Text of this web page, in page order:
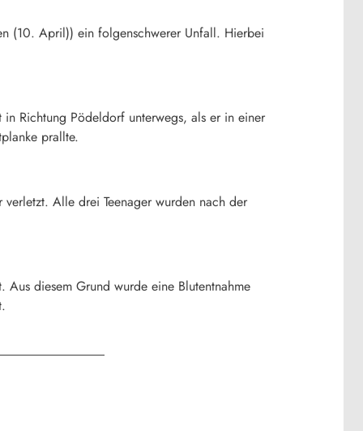
(10. April)) ein folgenschwerer Unfall. Hierbei
Richtung Pödeldorf unterwegs, als er in einer
prallte.
Alle drei Teenager wurden nach der
diesem Grund wurde eine Blutentnahme